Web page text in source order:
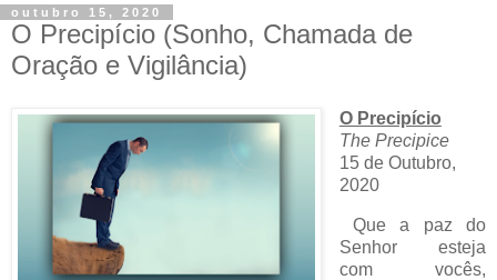
outubro 15, 2020
O Precipício (Sonho, Chamada de
Oração e Vigilância)
O Precipício
The Precipice
15 de Outubro,
2020
Que a paz do
Senhor esteja
com vocês,